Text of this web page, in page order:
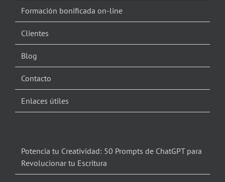
Formación bonificada on-line
Clientes
Blog
Contacto
Enlaces útiles
Potencia tu Creatividad: 50 Prompts de ChatGPT para
Revolucionar tu Escritura